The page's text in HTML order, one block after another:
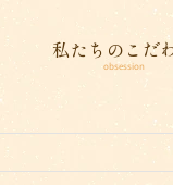
私たちのこだ
obsession